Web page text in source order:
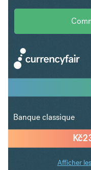
Kč
Banque classique
Afficher